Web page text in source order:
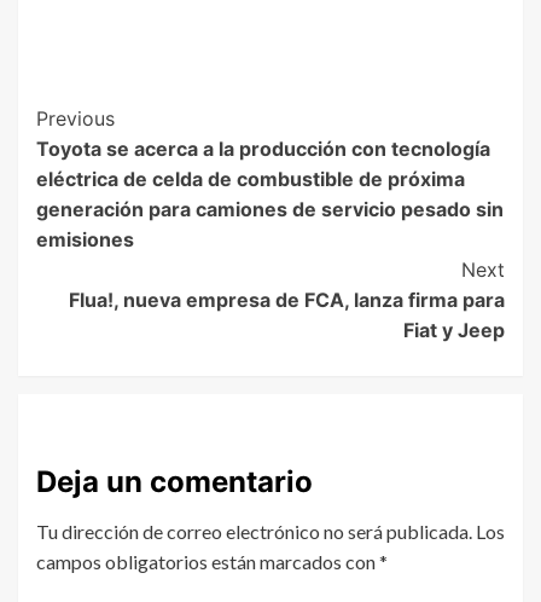
Previous
Toyota se acerca a la producción con tecnología
eléctrica de celda de combustible de próxima
generación para camiones de servicio pesado sin
emisiones
Next
Flua!, nueva empresa de FCA, lanza firma para
Fiat y Jeep
Deja un comentario
Tu dirección de correo electrónico no será publicada. Los
campos obligatorios están marcados con*